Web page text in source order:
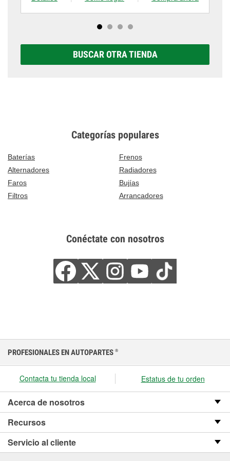
BUSCAR OTRA TIENDA
Categorías populares
Baterías
Frenos
Alternadores
Radiadores
Faros
Bujías
Filtros
Arrancadores
Conéctate con nosotros
PROFESIONALES EN AUTOPARTES ®
Contacta tu tienda local Estatus de tu orden
Acerca de nosotros
Recursos
Servicio al cliente